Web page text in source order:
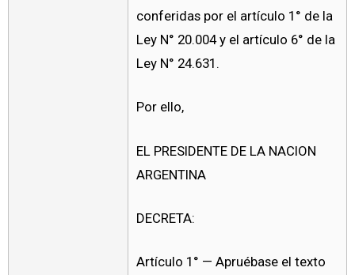
conferidas por el artículo 1° de la
Ley N° 20.004 y el artículo 6° de la
Ley N° 24.631.
Por ello,
EL PRESIDENTE DE LA NACION
ARGENTINA
DECRETA:
Artículo 1° — Apruébase el texto